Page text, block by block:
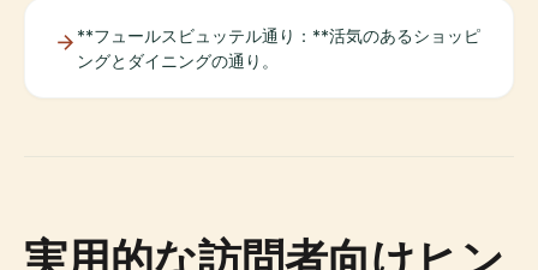
**フュールスビュッテル通り：**活気のあるショッピ
ングとダイニングの通り。